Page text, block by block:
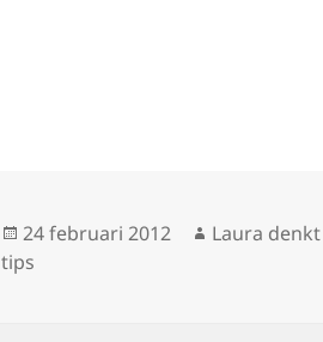
Geplaatst
op
24 februari 2012 Auteur
Laura denkt
tips